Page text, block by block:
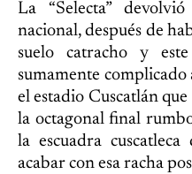
La “Selecta”
nacional, después de
suelo catracho y
sumamente complicado
el estadio Cuscatlán
la octagonal final
la escuadra
acabar con esa racha